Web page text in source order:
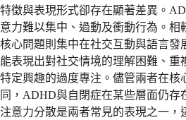
特徵與表現形式卻存在顯著差異。
意力難以集中、過動及衝動行為。相
核心問題則集中在社交互動與語言發
能表現出對社交情境的理解困難、重
特定興趣的過度專注。儘管兩者在核
同，ADHD與自閉症在某些層面仍存
注意力分散是兩者常見的表現之一，